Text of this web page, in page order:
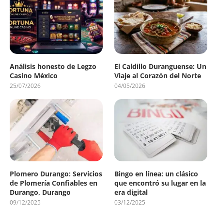
Análisis honesto de Legzo
Casino México
25/07/2026
El Caldillo Duranguense: Un
Viaje al Corazón del Norte
04/05/2026
Plomero Durango: Servicios
de Plomería Confiables en
Durango, Durango
09/12/2025
Bingo en línea: un clásico
que encontró su lugar en la
era digital
03/12/2025